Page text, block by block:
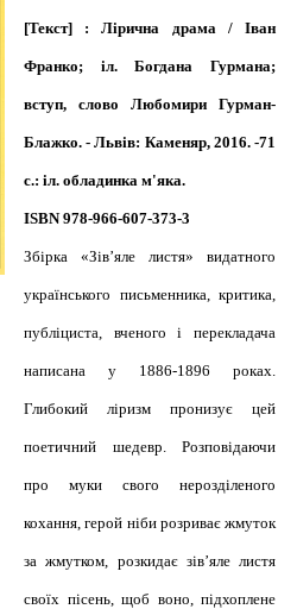
[Текст] : Лірична драма / Іван
Франко; іл. Богдана Гурмана;
вступ, слово Любомири Гурман-
Блажко. - Львів: Каменяр, 2016. -71
с.: іл. обладинка м'яка.
ISBN 978-966-607-373-3
Збірка «Зів’яле листя» видатного
українського письменника, критика,
публіциста, вченого і перекладача
написана у 1886-1896 роках.
Глибокий ліризм пронизує цей
поетичний шедевр. Розповідаючи
про муки свого нерозділеного
кохання, герой ніби розриває жмуток
за жмутком, розкидає зів’яле листя
своїх пісень, щоб воно, підхоплене